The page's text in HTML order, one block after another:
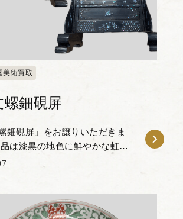
美術買取
螺鈿硯屏
鈿硯屏」をお譲りいただきま
は漆黒の地色に鮮やかな虹色
える硯屏で、瑞兆の象徴とさ